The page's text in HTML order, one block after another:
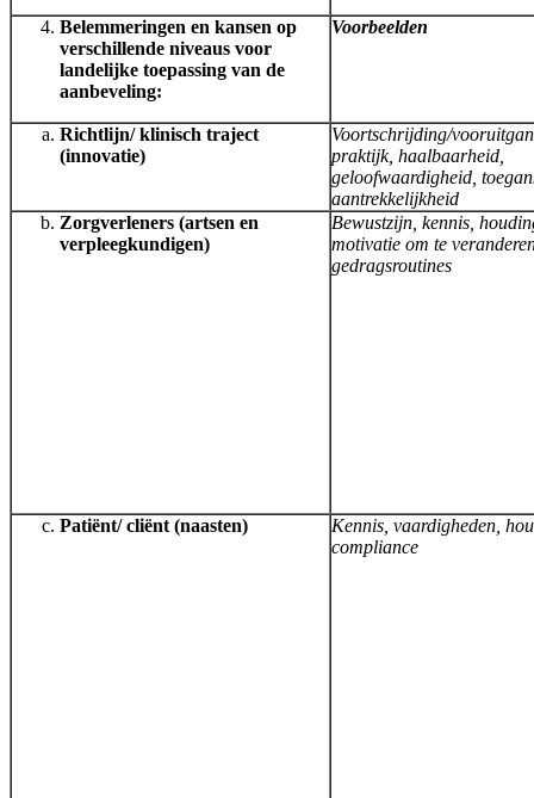
Belemmeringen en kansen op
verschillende niveaus voor
landelijke toepassing van de
aanbeveling:
Voorbeelden
Richtlijn/ klinisch traject
(innovatie)
Voortschrijding/
praktijk, haalbaarheid,
geloofwaardigheid,
aantrekkelijkheid
Zorgverleners (artsen en
verpleegkundigen)
Bewustzijn, kennis,
motivatie om te
gedragsroutines
Patiënt/ cliënt (naasten)
Kennis, vaardigheden,
compliance